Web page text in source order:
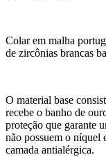
Colar em malha
de zircônias brancas
O material base
recebe o banho de
proteção que garante
não possuem o níquel
camada antialérgica.